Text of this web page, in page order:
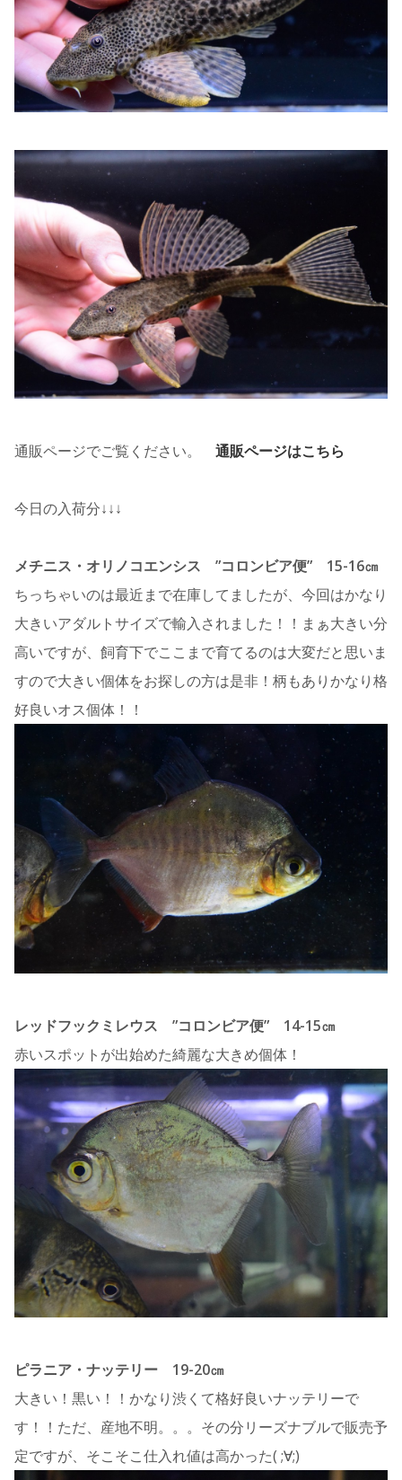
通販ページでご覧ください。 通販ページはこちら
今日の入荷分↓↓↓
メチニス・オリノコエンシス ”コロンビア便” 15-16㎝
ちっちゃいのは最近まで在庫してましたが、今回はかなり
大きいアダルトサイズで輸入されました！！まぁ大きい分
高いですが、飼育下でここまで育てるのは大変だと思いま
すので大きい個体をお探しの方は是非！柄もありかなり格
好良いオス個体！！
レッドフックミレウス ”コロンビア便” 14-15㎝
赤いスポットが出始めた綺麗な大きめ個体！
ピラニア・ナッテリー 19-20㎝
大きい！黒い！！かなり渋くて格好良いナッテリーで
す！！ただ、産地不明。。。その分リーズナブルで販売予
定ですが、そこそこ仕入れ値は高かった( ;∀;)